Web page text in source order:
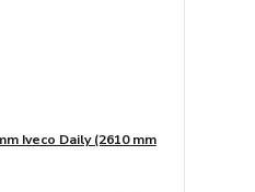
Iveco Daily (2610 mm